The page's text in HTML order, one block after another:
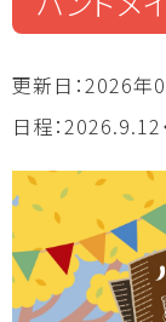
温泉
更新日：2026年
日程：2026.9.12